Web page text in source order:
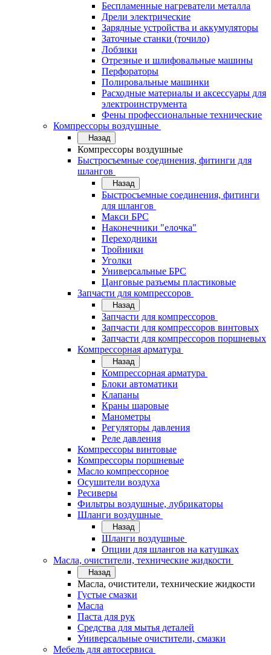
Беспламенные нагреватели металла
Дрели электрические
Зарядные устройства и аккумуляторы
Заточные станки (точило)
Лобзики
Отрезные и шлифовальные машины
Перфораторы
Полировальные машинки
Расходные материалы и аксессуары для
электроинструмента
Фены профессиональные технические
Компрессоры воздушные
Назад
Компрессоры воздушные
Быстросъемные соединения, фитинги для
шлангов
Назад
Быстросъемные соединения, фитинги
для шлангов
Макси БРС
Наконечники "елочка"
Переходники
Тройники
Уголки
Универсальные БРС
Цанговые разъемы пластиковые
Запчасти для компрессоров
Назад
Запчасти для компрессоров
Запчасти для компрессоров винтовых
Запчасти для компрессоров поршневых
Компрессорная арматура
Назад
Компрессорная арматура
Блоки автоматики
Клапаны
Краны шаровые
Манометры
Регуляторы давления
Реле давления
Компрессоры винтовые
Компрессоры поршневые
Масло компрессорное
Осушители воздуха
Ресиверы
Фильтры воздушные, лубрикаторы
Шланги воздушные
Назад
Шланги воздушные
Опции для шлангов на катушках
Масла, очистители, технические жидкости
Назад
Масла, очистители, технические жидкости
Густые смазки
Масла
Паста для рук
Средства для мытья деталей
Универсальные очистители, смазки
Мебель для автосервиса